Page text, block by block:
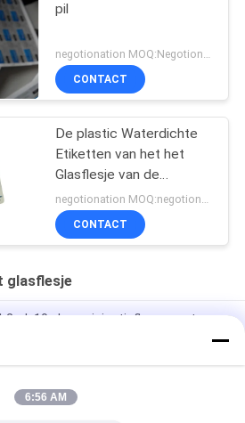
pil
negotionation MOQ:Negotionation
CONTACT
De plastic Waterdichte
Etiketten van het het
Glasflesje van de
Hologramtest euro 250
CONTACT
glasflesje
2mlx10 glazen injectieflacon met
met volledige set paer-
6:56 AM